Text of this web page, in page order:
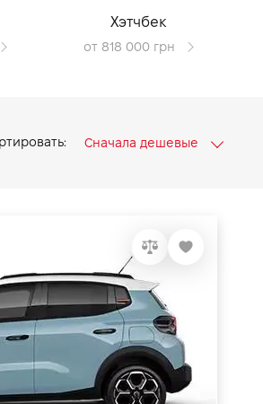
Хэтчбек
от 818 000 грн
Сначала дешевые